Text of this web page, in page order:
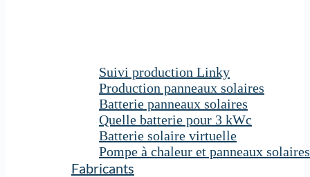
Suivi production Linky
Production panneaux solaires
Batterie panneaux solaires
Quelle batterie pour 3 kWc
Batterie solaire virtuelle
Pompe à chaleur et panneaux solaires
Fabricants